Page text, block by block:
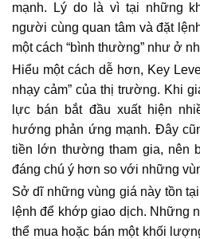
mạnh. Lý do là vì tại những
người cùng quan tâm và đặt
một cách “bình thường” như ở
Hiểu một cách dễ hơn, Key
nhạy cảm” của thị trường. Khi
lực bán bắt đầu xuất hiện
hướng phản ứng mạnh. Đây
tiền lớn thường tham gia, nên
đáng chú ý hơn so với những
Sở dĩ những vùng giá này tồn
lệnh để khớp giao dịch. Những
thể mua hoặc bán một khối